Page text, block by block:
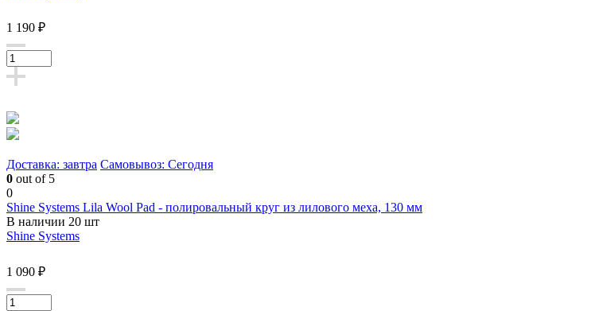
1 190 ₽
Доставка: завтра Самовывоз: Сегодня
0 out of 5
0
Shine Systems Lila Wool Pad - полировальный круг из лилового меха, 130 мм
В наличии 20 шт
Shine Systems
1 090 ₽